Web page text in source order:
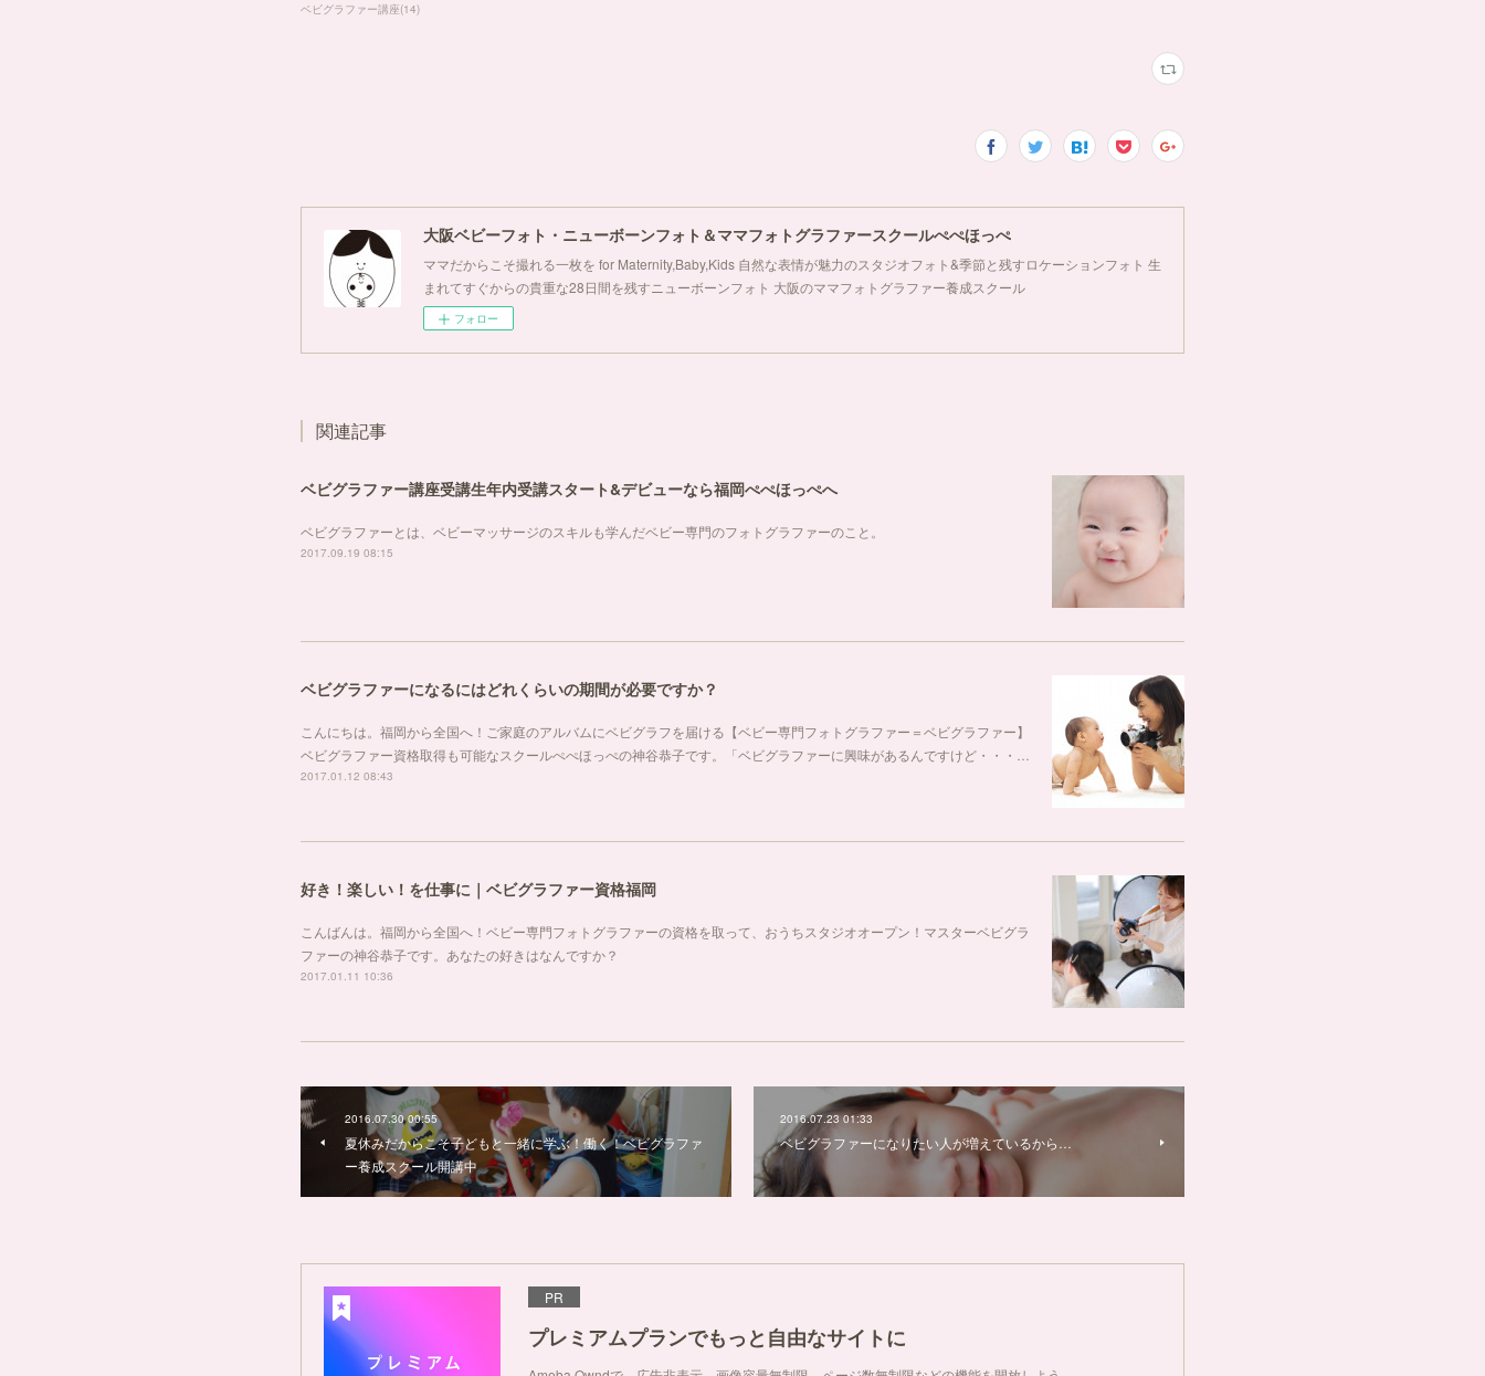
ベビグラファー講座(14)
大阪ベビーフォト・ニューボーンフォト＆ママフォトグラファースクールぺぺほっぺ
ママだからこそ撮れる一枚を for Maternity,Baby,Kids 自然な表情が魅力のスタジオフォト&季節と残すロケーションフォト 生
まれてすぐからの貴重な28日間を残すニューボーンフォト 大阪のママフォトグラファー養成スクール
フォロー
関連記事
ベビグラファー講座受講生年内受講スタート&デビューなら福岡ぺぺほっぺへ
ベビグラファーとは、ベビーマッサージのスキルも学んだベビー専門のフォトグラファーのこと。
2017.09.19 08:15
ベビグラファーになるにはどれくらいの期間が必要ですか？
こんにちは。福岡から全国へ！ご家庭のアルバムにベビグラフを届ける【ベビー専門フォトグラファー＝ベビグラファー】
ベビグラファー資格取得も可能なスクールぺぺほっぺの神谷恭子です。「ベビグラファーに興味があるんですけど・・・…
2017.01.12 08:43
好き！楽しい！を仕事に｜ベビグラファー資格福岡
こんばんは。福岡から全国へ！ベビー専門フォトグラファーの資格を取って、おうちスタジオオープン！マスターベビグラ
ファーの神谷恭子です。あなたの好きはなんですか？
2017.01.11 10:36
2016.07.30 00:55
夏休みだからこそ子どもと一緒に学ぶ！働く！ベビグラファ
ー養成スクール開講中
2016.07.23 01:33
ベビグラファーになりたい人が増えているから…
PR
プレミアムプランでもっと自由なサイトに